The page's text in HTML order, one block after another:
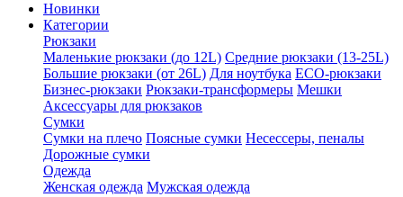
Новинки
Категории
Рюкзаки
Маленькие рюкзаки (до 12L) Средние рюкзаки (13-25L)
Большие рюкзаки (от 26L) Для ноутбука ECO-рюкзаки
Бизнес-рюкзаки Рюкзаки-трансформеры Мешки
Аксессуары для рюкзаков
Сумки
Сумки на плечо Поясные сумки Несессеры, пеналы
Дорожные сумки
Одежда
Женская одежда Мужская одежда